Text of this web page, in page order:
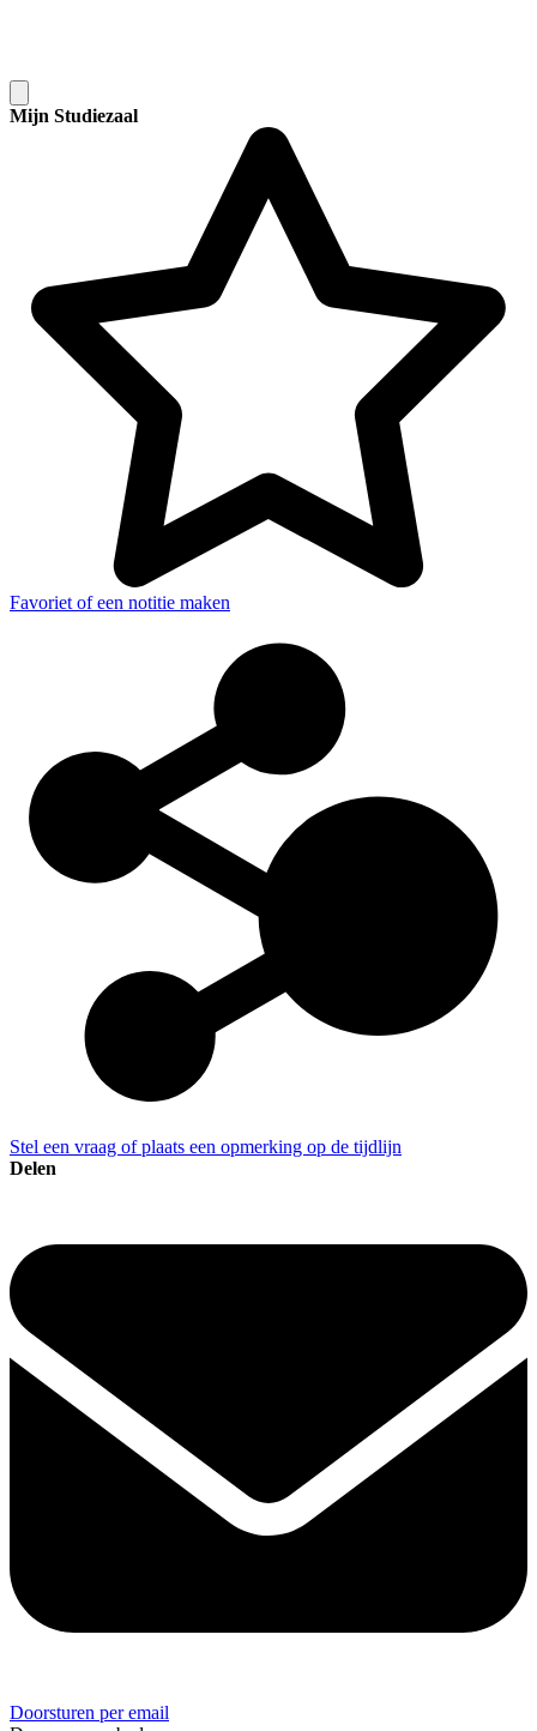
Categorie:
Mijn Studiezaal
Favoriet of een notitie maken
Stel een vraag of plaats een opmerking op de tijdlijn
Delen
Doorsturen per email